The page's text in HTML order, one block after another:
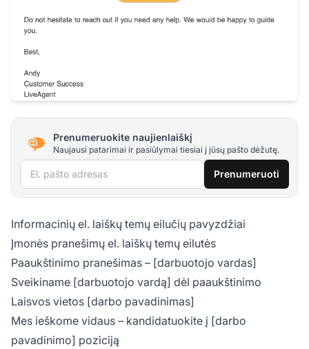
Prenumeruokite naujienlaiškį
Naujausi patarimai ir pasiūlymai tiesiai į jūsų pašto dėžutę.
El. pašto adresas Prenumeruoti
Informacinių el. laiškų temų eilučių pavyzdžiai
Įmonės pranešimų el. laiškų temų eilutės
Paaukštinimo pranešimas – [darbuotojo vardas]
Sveikiname [darbuotojo vardą] dėl paaukštinimo
Laisvos vietos [darbo pavadinimas]
Mes ieškome vidaus – kandidatuokite į [darbo
pavadinimo] poziciją